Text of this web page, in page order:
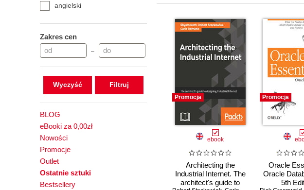
angielski
Zakres cen
–
Wyczyść
BLOG
eBooki za 0,00zł
Nowości
Promocje
Outlet
Ostatnie sztuki
Bestsellery
Promocja
ebook
Architecting the
Industrial Internet. The
architect's guide to
Promocja
Oracle
Oracle
5th